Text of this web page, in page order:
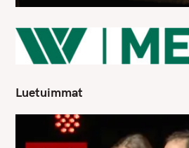
Luetuimmat